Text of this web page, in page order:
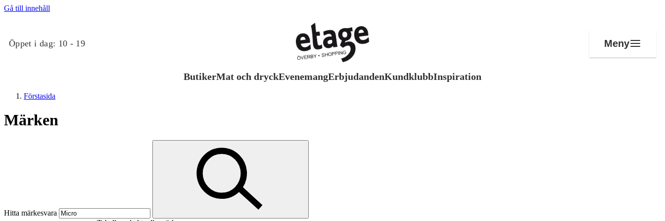
Gå till innehåll
Öppet i dag: 10 - 19 Meny
ButikerMat och dryckEvenemangErbjudandenKundklubbInspiration
Mat och dryck
Förstasida
Märken
Hitta märkesvara